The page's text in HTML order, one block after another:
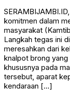
komitmen dalam
masyarakat
Langkah tegas ini
meresahkan dari
knalpot brong yang
khususnya pada
tersebut, aparat
kendaraan […]